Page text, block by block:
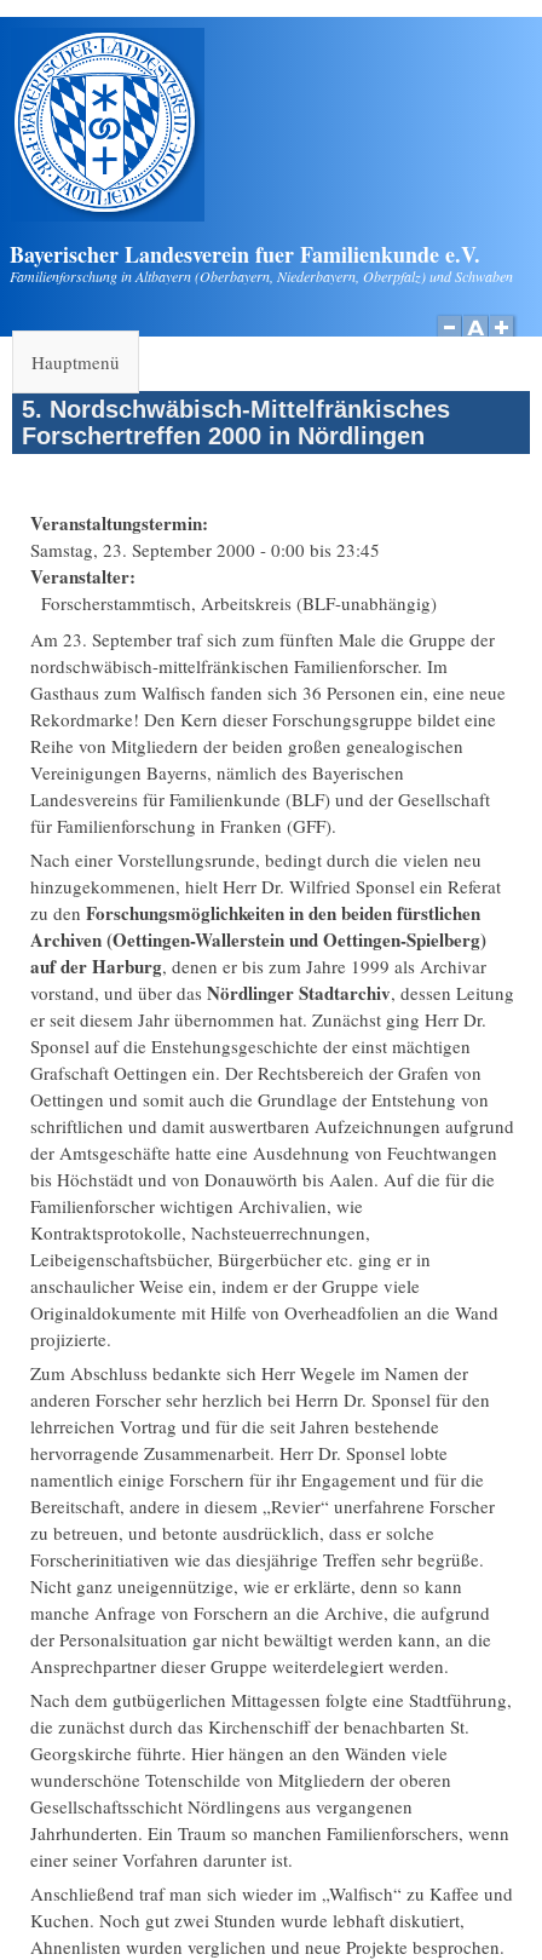
Direkt zum Inhalt
Bayerischer Landesverein fuer Familienkunde e.V.
Familienforschung in Altbayern (Oberbayern, Niederbayern, Oberpfalz) und Schwaben
Hauptmenü
5. Nordschwäbisch-Mittelfränkisches
Forschertreffen 2000 in Nördlingen
Veranstaltungstermin:
Samstag, 23. September 2000 - 0:00 bis 23:45
Veranstalter:
Forscherstammtisch, Arbeitskreis (BLF-unabhängig)
Am 23. September traf sich zum fünften Male die Gruppe der
nordschwäbisch-mittelfränkischen Familienforscher. Im
Gasthaus zum Walfisch fanden sich 36 Personen ein, eine neue
Rekordmarke! Den Kern dieser Forschungsgruppe bildet eine
Reihe von Mitgliedern der beiden großen genealogischen
Vereinigungen Bayerns, nämlich des Bayerischen
Landesvereins für Familienkunde (BLF) und der Gesellschaft
für Familienforschung in Franken (GFF).
Nach einer Vorstellungsrunde, bedingt durch die vielen neu
hinzugekommenen, hielt Herr Dr. Wilfried Sponsel ein Referat
zu den Forschungsmöglichkeiten in den beiden fürstlichen
Archiven (Oettingen-Wallerstein und Oettingen-Spielberg)
auf der Harburg, denen er bis zum Jahre 1999 als Archivar
vorstand, und über das Nördlinger Stadtarchiv, dessen Leitung
er seit diesem Jahr übernommen hat. Zunächst ging Herr Dr.
Sponsel auf die Enstehungsgeschichte der einst mächtigen
Grafschaft Oettingen ein. Der Rechtsbereich der Grafen von
Oettingen und somit auch die Grundlage der Entstehung von
schriftlichen und damit auswertbaren Aufzeichnungen aufgrund
der Amtsgeschäfte hatte eine Ausdehnung von Feuchtwangen
bis Höchstädt und von Donauwörth bis Aalen. Auf die für die
Familienforscher wichtigen Archivalien, wie
Kontraktsprotokolle, Nachsteuerrechnungen,
Leibeigenschaftsbücher, Bürgerbücher etc. ging er in
anschaulicher Weise ein, indem er der Gruppe viele
Originaldokumente mit Hilfe von Overheadfolien an die Wand
projizierte.
Zum Abschluss bedankte sich Herr Wegele im Namen der
anderen Forscher sehr herzlich bei Herrn Dr. Sponsel für den
lehrreichen Vortrag und für die seit Jahren bestehende
hervorragende Zusammenarbeit. Herr Dr. Sponsel lobte
namentlich einige Forschern für ihr Engagement und für die
Bereitschaft, andere in diesem „Revier“ unerfahrene Forscher
zu betreuen, und betonte ausdrücklich, dass er solche
Forscherinitiativen wie das diesjährige Treffen sehr begrüße.
Nicht ganz uneigennützige, wie er erklärte, denn so kann
manche Anfrage von Forschern an die Archive, die aufgrund
der Personalsituation gar nicht bewältigt werden kann, an die
Ansprechpartner dieser Gruppe weiterdelegiert werden.
Nach dem gutbügerlichen Mittagessen folgte eine Stadtführung,
die zunächst durch das Kirchenschiff der benachbarten St.
Georgskirche führte. Hier hängen an den Wänden viele
wunderschöne Totenschilde von Mitgliedern der oberen
Gesellschaftsschicht Nördlingens aus vergangenen
Jahrhunderten. Ein Traum so manchen Familienforschers, wenn
einer seiner Vorfahren darunter ist.
Anschließend traf man sich wieder im „Walfisch“ zu Kaffee und
Kuchen. Noch gut zwei Stunden wurde lebhaft diskutiert,
Ahnenlisten wurden verglichen und neue Projekte besprochen.